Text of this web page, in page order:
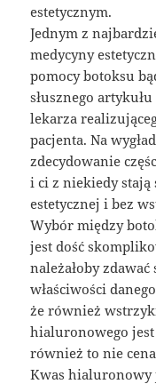
estetycznym.
Jednym z
medycyny
pomocy botoksu
słusznego
lekarza
pacjenta. Na
zdecydowanie
i ci z niekiedy
estetycznej i bez
Wybór między
jest dość
należałoby
właściwości
że również
hialuronowego
również to nie
Kwas hialuronowy